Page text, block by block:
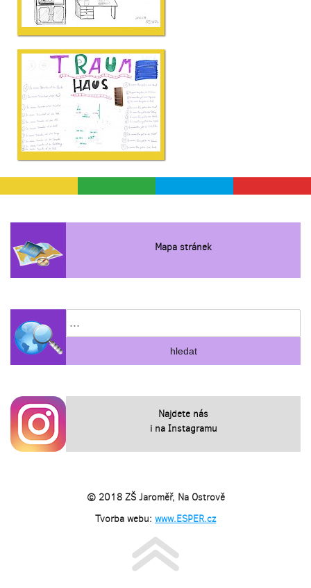
Mapa stránek
Najdete nás
i na Instagramu
© 2018 ZŠ Jaroměř, Na Ostrově
Tvorba webu: www.ESPER.cz